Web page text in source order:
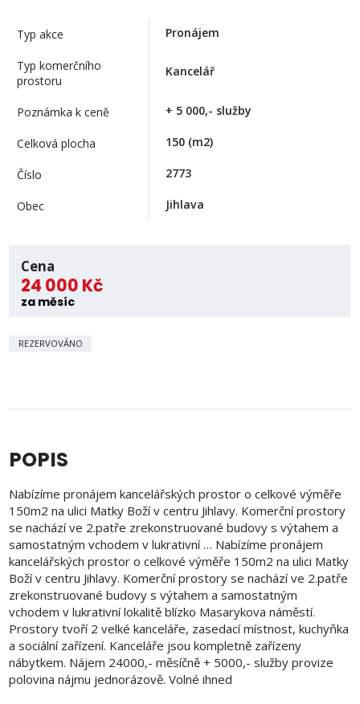
Typ akce Pronájem
Typ komerčního
prostoru
Kancelář
Poznámka k ceně + 5 000,- služby
Celková plocha 150 (m2)
Číslo 2773
Obec Jihlava
Cena
24 000 Kč
za měsíc
REZERVOVÁNO
POPIS
Nabízíme pronájem kancelářských prostor o celkové výměře
150m2 na ulici Matky Boží v centru Jihlavy. Komerční prostory
se nachází ve 2.patře zrekonstruované budovy s výtahem a
samostatným vchodem v lukrativní … Nabízíme pronájem
kancelářských prostor o celkové výměře 150m2 na ulici Matky
Boží v centru Jihlavy. Komerční prostory se nachází ve 2.patře
zrekonstruované budovy s výtahem a samostatným
vchodem v lukrativní lokalitě blízko Masarykova náměstí.
Prostory tvoří 2 velké kanceláře, zasedací místnost, kuchyňka
a sociální zařízení. Kanceláře jsou kompletně zařízeny
nábytkem. Nájem 24000,- měsíčně + 5000,- služby provize
polovina nájmu jednorázově. Volné ihned